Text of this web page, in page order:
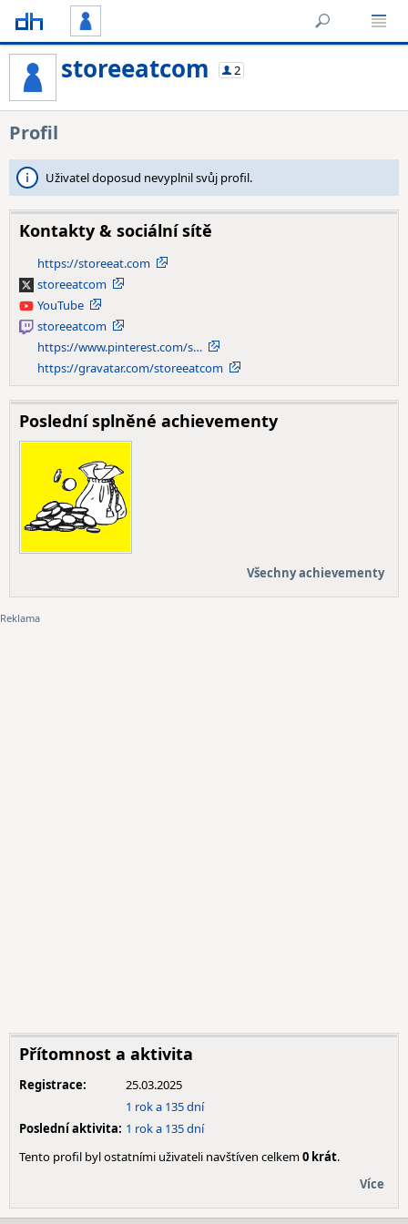
storeeatcom 2
Profil
Uživatel doposud nevyplnil svůj profil.
Kontakty & sociální sítě
https://storeeat.com
Xstoreeatcom
YouTube
YouTube
Twitch
storeeatcom
https://www.pinterest.com/s…
https://gravatar.com/storeeatcom
Poslední splněné achievementy
Všechny achievementy
Přítomnost a aktivita
Registrace:
25.03.2025
1 rok a 135 dní
Poslední aktivita: 1 rok a 135 dní
Tento profil byl ostatními uživateli navštíven celkem0 krát.
Více